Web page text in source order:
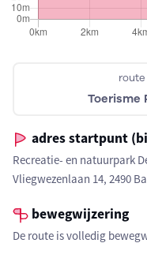
Toerisme
adres startpunt
Recreatie- en natuurpark
Vliegwezenlaan 14, 2490
bewegwijzering
De route is volledig